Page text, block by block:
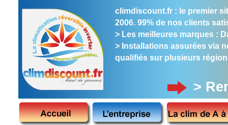
climdiscount.fr : le premier
2006. 99% de nos clients
> Les meilleures marques :
> Installations assurées via
qualifiés sur plusieurs
>